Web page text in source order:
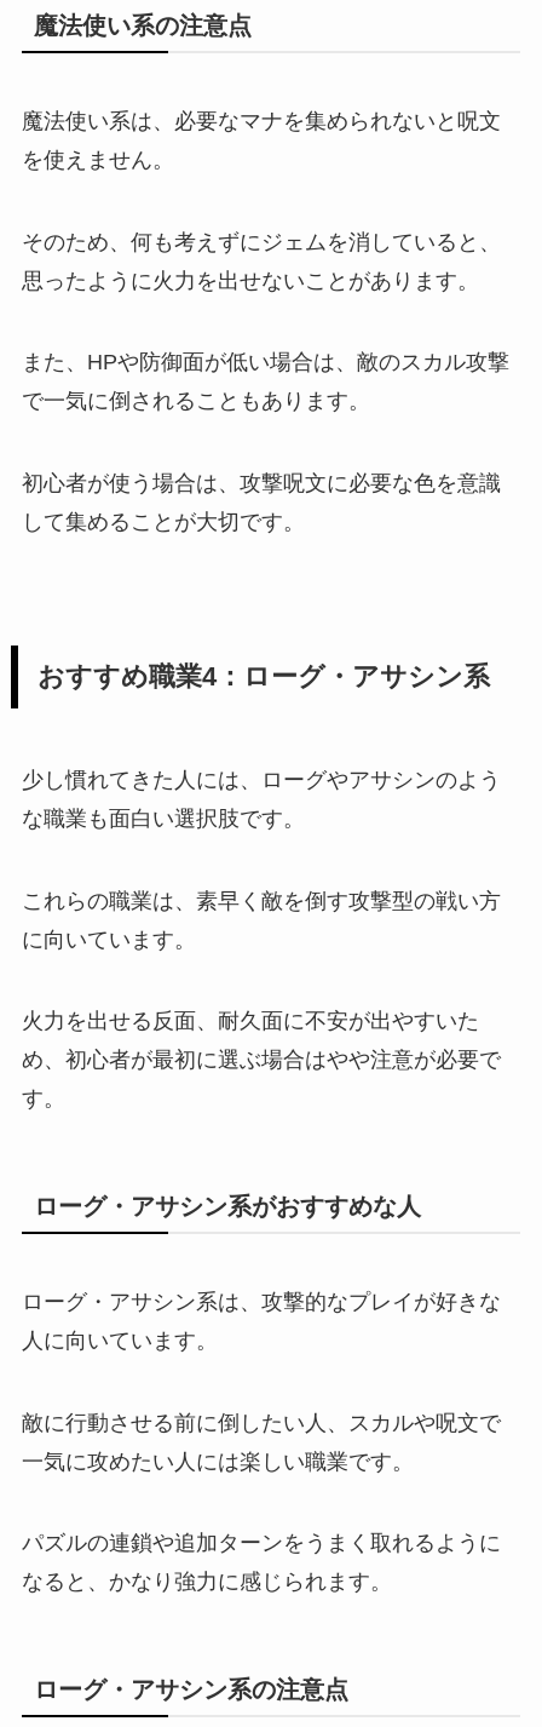
魔法使い系の注意点
魔法使い系は、必要なマナを集められないと呪文
を使えません。
そのため、何も考えずにジェムを消していると、
思ったように火力を出せないことがあります。
また、HPや防御面が低い場合は、敵のスカル攻撃
で一気に倒されることもあります。
初心者が使う場合は、攻撃呪文に必要な色を意識
して集めることが大切です。
おすすめ職業4：ローグ・アサシン系
少し慣れてきた人には、ローグやアサシンのよう
な職業も面白い選択肢です。
これらの職業は、素早く敵を倒す攻撃型の戦い方
に向いています。
火力を出せる反面、耐久面に不安が出やすいた
め、初心者が最初に選ぶ場合はやや注意が必要で
す。
ローグ・アサシン系がおすすめな人
ローグ・アサシン系は、攻撃的なプレイが好きな
人に向いています。
敵に行動させる前に倒したい人、スカルや呪文で
一気に攻めたい人には楽しい職業です。
パズルの連鎖や追加ターンをうまく取れるように
なると、かなり強力に感じられます。
ローグ・アサシン系の注意点